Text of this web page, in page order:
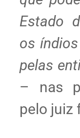
Estado
os
pelas
– nas
pelo juiz